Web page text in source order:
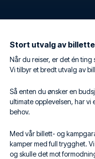
Stort utvalg av
Når du reiser, er det én ting
Vi tilbyr et bredt utvalg av
Så enten du ønsker en
ultimate opplevelsen, har vi
behov.
Med vår billett- og
kamper med full trygghet.
og skulle det mot